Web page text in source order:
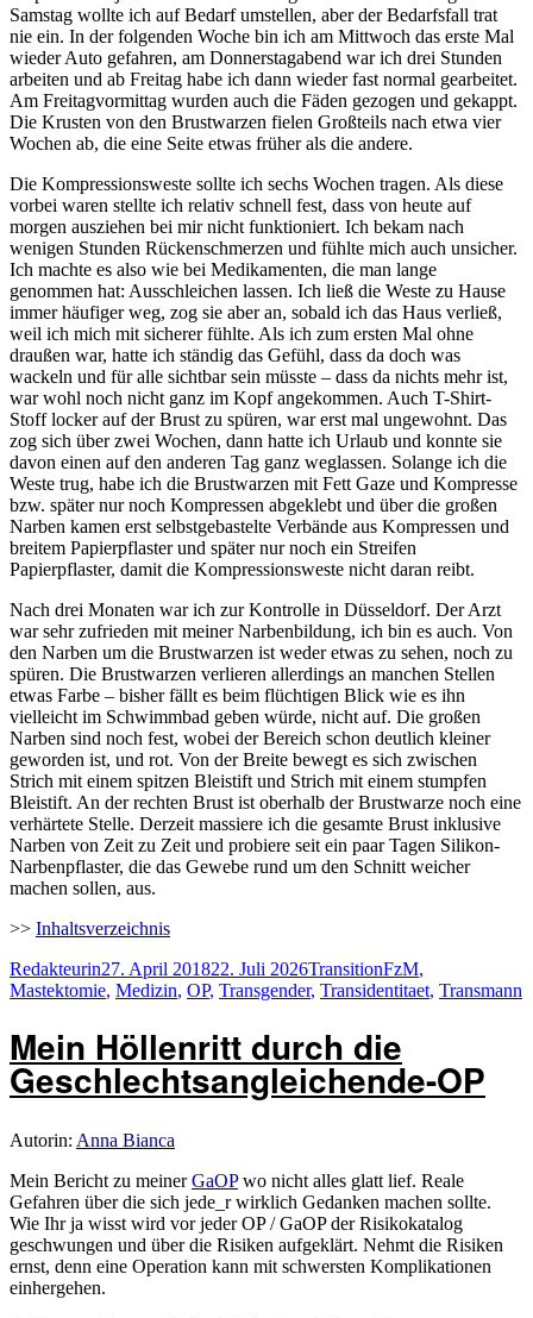
Samstag wollte ich auf Bedarf umstellen, aber der Bedarfsfall trat
nie ein. In der folgenden Woche bin ich am Mittwoch das erste Mal
wieder Auto gefahren, am Donnerstagabend war ich drei Stunden
arbeiten und ab Freitag habe ich dann wieder fast normal gearbeitet.
Am Freitagvormittag wurden auch die Fäden gezogen und gekappt.
Die Krusten von den Brustwarzen fielen Großteils nach etwa vier
Wochen ab, die eine Seite etwas früher als die andere.
Die Kompressionsweste sollte ich sechs Wochen tragen. Als diese
vorbei waren stellte ich relativ schnell fest, dass von heute auf
morgen ausziehen bei mir nicht funktioniert. Ich bekam nach
wenigen Stunden Rückenschmerzen und fühlte mich auch unsicher.
Ich machte es also wie bei Medikamenten, die man lange
genommen hat: Ausschleichen lassen. Ich ließ die Weste zu Hause
immer häufiger weg, zog sie aber an, sobald ich das Haus verließ,
weil ich mich mit sicherer fühlte. Als ich zum ersten Mal ohne
draußen war, hatte ich ständig das Gefühl, dass da doch was
wackeln und für alle sichtbar sein müsste – dass da nichts mehr ist,
war wohl noch nicht ganz im Kopf angekommen. Auch T-Shirt-
Stoff locker auf der Brust zu spüren, war erst mal ungewohnt. Das
zog sich über zwei Wochen, dann hatte ich Urlaub und konnte sie
davon einen auf den anderen Tag ganz weglassen. Solange ich die
Weste trug, habe ich die Brustwarzen mit Fett Gaze und Kompresse
bzw. später nur noch Kompressen abgeklebt und über die großen
Narben kamen erst selbstgebastelte Verbände aus Kompressen und
breitem Papierpflaster und später nur noch ein Streifen
Papierpflaster, damit die Kompressionsweste nicht daran reibt.
Nach drei Monaten war ich zur Kontrolle in Düsseldorf. Der Arzt
war sehr zufrieden mit meiner Narbenbildung, ich bin es auch. Von
den Narben um die Brustwarzen ist weder etwas zu sehen, noch zu
spüren. Die Brustwarzen verlieren allerdings an manchen Stellen
etwas Farbe – bisher fällt es beim flüchtigen Blick wie es ihn
vielleicht im Schwimmbad geben würde, nicht auf. Die großen
Narben sind noch fest, wobei der Bereich schon deutlich kleiner
geworden ist, und rot. Von der Breite bewegt es sich zwischen
Strich mit einem spitzen Bleistift und Strich mit einem stumpfen
Bleistift. An der rechten Brust ist oberhalb der Brustwarze noch eine
verhärtete Stelle. Derzeit massiere ich die gesamte Brust inklusive
Narben von Zeit zu Zeit und probiere seit ein paar Tagen Silikon-
Narbenpflaster, die das Gewebe rund um den Schnitt weicher
machen sollen, aus.
>> Inhaltsverzeichnis
Autor
RedakteurinVeröffentlicht
am
27. April 201822. Juli 2026Kategorien
TransitionSchlagwörter
FzM,
Mastektomie, Medizin, OP, Transgender, Transidentitaet, Transmann
Mein Höllenritt durch die
Geschlechtsangleichende-OP
Autorin: Anna Bianca
Mein Bericht zu meinerGaOPwo nicht alles glatt lief. Reale
Gefahren über die sich jede_r wirklich Gedanken machen sollte.
Wie Ihr ja wisst wird vor jeder OP / GaOP der Risikokatalog
geschwungen und über die Risiken aufgeklärt. Nehmt die Risiken
ernst, denn eine Operation kann mit schwersten Komplikationen
einhergehen.